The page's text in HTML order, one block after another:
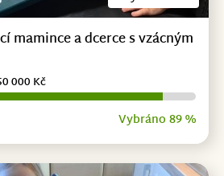
mamince a dcerce s vzácným
Vybráno 89 %
000 Kč